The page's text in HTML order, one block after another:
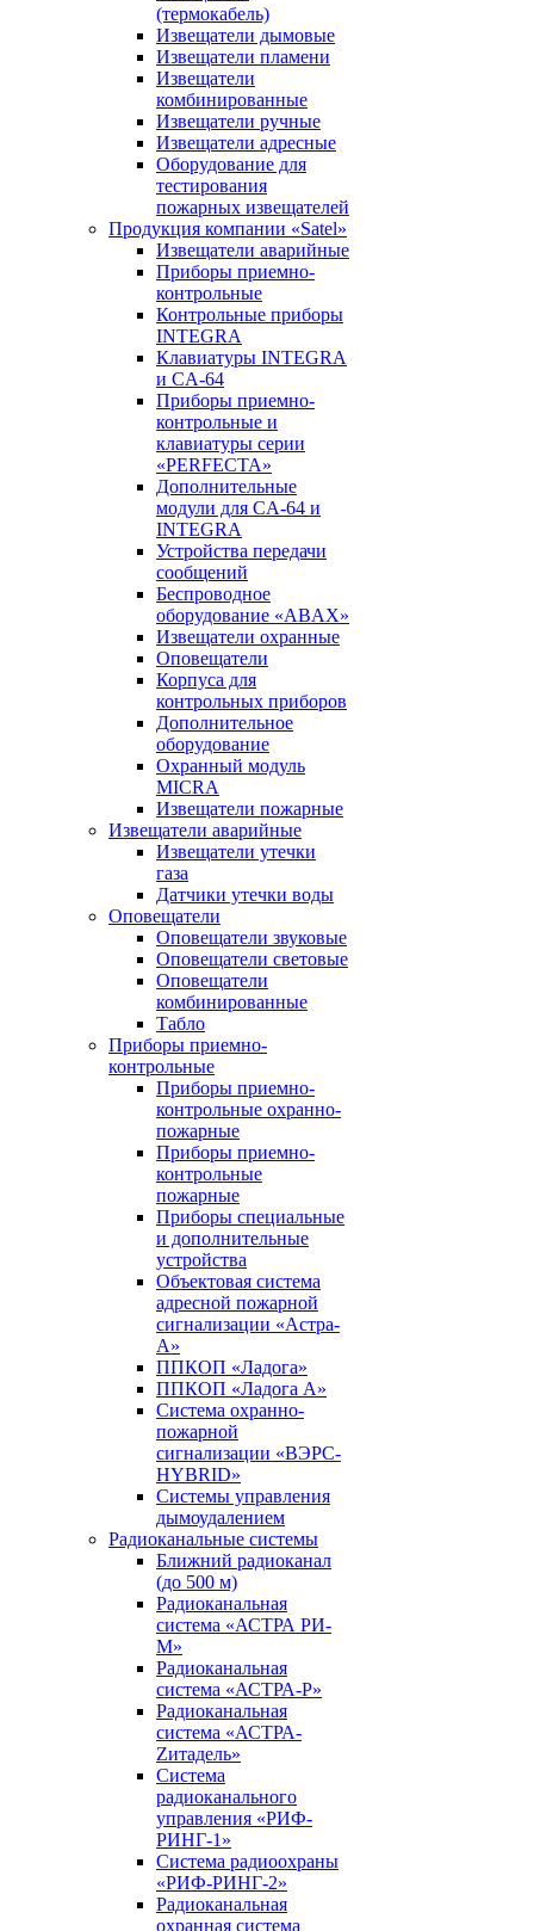
(термокабель)
Извещатели дымовые
Извещатели пламени
Извещатели
комбинированные
Извещатели ручные
Извещатели адресные
Оборудование для
тестирования
пожарных извещателей
Продукция компании «Satel»
Извещатели аварийные
Приборы приемно-
контрольные
Контрольные приборы
INTEGRA
Клавиатуры INTEGRA
и CA-64
Приборы приемно-
контрольные и
клавиатуры серии
«PERFECTA»
Дополнительные
модули для CA-64 и
INTEGRA
Устройства передачи
сообщений
Беспроводное
оборудование «ABAX»
Извещатели охранные
Оповещатели
Корпуса для
контрольных приборов
Дополнительное
оборудование
Охранный модуль
MICRA
Извещатели пожарные
Извещатели аварийные
Извещатели утечки
газа
Датчики утечки воды
Оповещатели
Оповещатели звуковые
Оповещатели световые
Оповещатели
комбинированные
Табло
Приборы приемно-
контрольные
Приборы приемно-
контрольные охранно-
пожарные
Приборы приемно-
контрольные
пожарные
Приборы специальные
и дополнительные
устройства
Объектовая система
адресной пожарной
сигнализации «Астра-
А»
ППКОП «Ладога»
ППКОП «Ладога А»
Система охранно-
пожарной
сигнализации «ВЭРС-
HYBRID»
Системы управления
дымоудалением
Радиоканальные системы
Ближний радиоканал
(до 500 м)
Радиоканальная
система «АСТРА РИ-
М»
Радиоканальная
система «АСТРА-Р»
Радиоканальная
система «АСТРА-
Zитадель»
Система
радиоканального
управления «РИФ-
РИНГ-1»
Система радиоохраны
«РИФ-РИНГ-2»
Радиоканальная
охранная система